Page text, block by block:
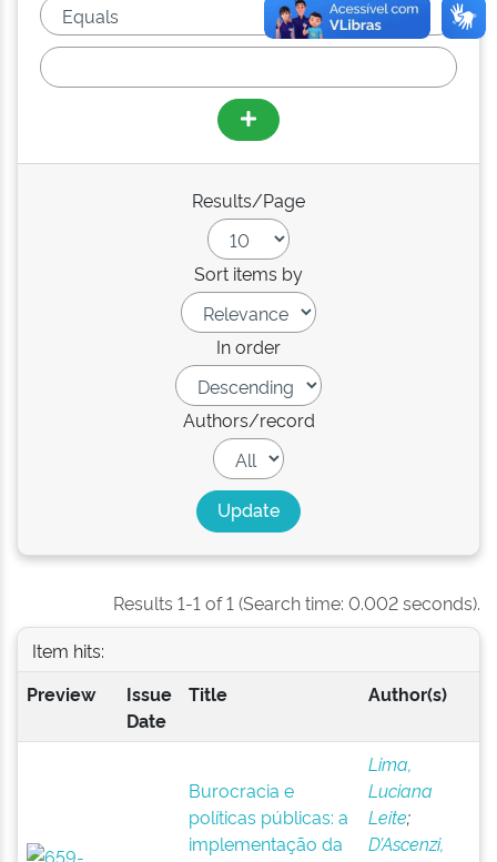
Results/Page
Sort items by
In order
Authors/record
Results 1-1 of 1 (Search time: 0.002 seconds).
Item hits:
Preview
Issue
Date
Title Author(s)
Burocracia e
políticas públicas: a
implementação da
Lima,
Luciana
Leite;
D’Ascenzi,